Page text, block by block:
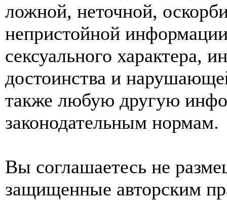
ложной, неточной,
непристойной
сексуального характера,
достоинства и
также любую другую
законодательным нормам.
Вы соглашаетесь не
защищенные авторским